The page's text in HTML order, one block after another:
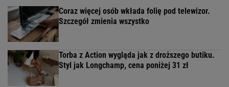
Coraz więcej osób wkłada folię pod telewizor.
Szczegół zmienia wszystko
Torba z Action wygląda jak z droższego butiku.
Styl jak Longchamp, cena poniżej 31 zł